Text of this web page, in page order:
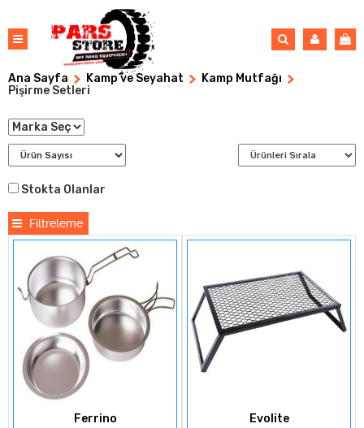
Ana Sayfa Kamp ve Seyahat
Kamp Mutfağı
Pişirme Setleri
Stokta Olanlar
Filtreleme
Ferrino Evolite